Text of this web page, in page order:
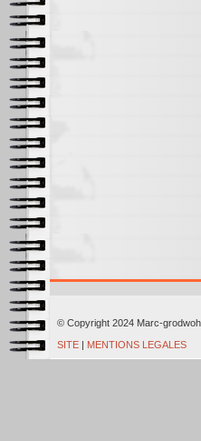
© Copyright 2024 Marc-
SITE | MENTIONS LEGALES